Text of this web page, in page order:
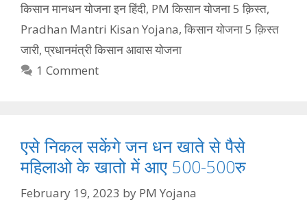
किसान मानधन योजना इन हिंदी, PM किसान योजना 5 क़िस्त,
Pradhan Mantri Kisan Yojana, किसान योजना 5 क़िस्त
जारी, प्रधानमंत्री किसान आवास योजना
1 Comment
एसे निकल सकेंगे जन धन खाते से पैसे
महिलाओ के खातो में आए 500-500रु
February 19, 2023 by PM Yojana